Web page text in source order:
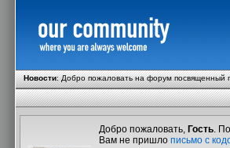
Новости:Добро пожаловать на форум посвященный
Добро пожаловать, Гость.
Вам не пришло письмо с